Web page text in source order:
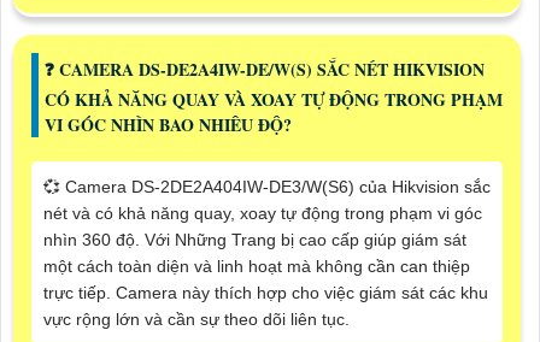
️❓ CAMERA DS-DE2A4IW-DE/W(S) SẮC NÉT HIKVISION
CÓ KHẢ NĂNG QUAY VÀ XOAY TỰ ĐỘNG TRONG PHẠM
VI GÓC NHÌN BAO NHIÊU ĐỘ?
💞 Camera DS-2DE2A404IW-DE3/W(S6) của Hikvision sắc
nét và có khả năng quay, xoay tự động trong phạm vi góc
nhìn 360 độ. Với Những Trang bị cao cấp giúp giám sát
một cách toàn diện và linh hoạt mà không cần can thiệp
trực tiếp. Camera này thích hợp cho việc giám sát các khu
vực rộng lớn và cần sự theo dõi liên tục.